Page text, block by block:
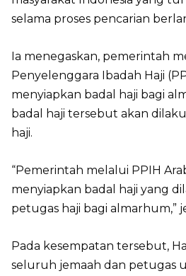
selama proses pencarian
Ia menegaskan, pemerintah
Penyelenggara Ibadah Haji
menyiapkan badal haji bagi
badal haji tersebut akan
haji.
“Pemerintah melalui PPIH
menyiapkan badal haji yang
petugas haji bagi almarhum,”
Pada kesempatan tersebut,
seluruh jemaah dan petugas